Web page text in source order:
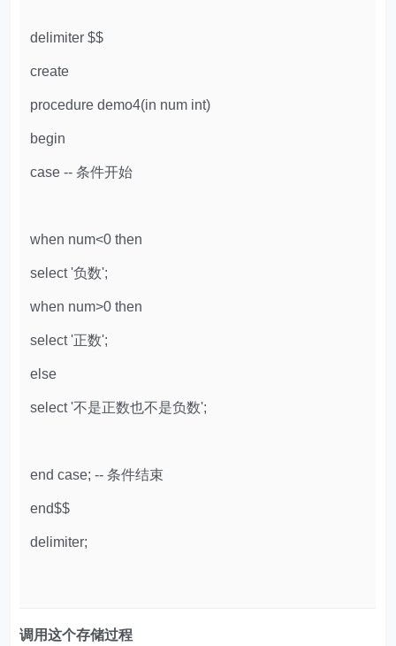
delimiter $$
create
procedure demo4(in num int)
begin
case -- 条件开始
when num<0 then
select '负数';
when num>0 then
select '正数';
else
select '不是正数也不是负数';
end case; -- 条件结束
end$$
delimiter;
调用这个存储过程